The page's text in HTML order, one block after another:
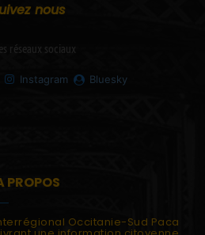
nous
réseaux sociaux
Instagram Bluesky
PROPOS
Occitanie-Sud Paca